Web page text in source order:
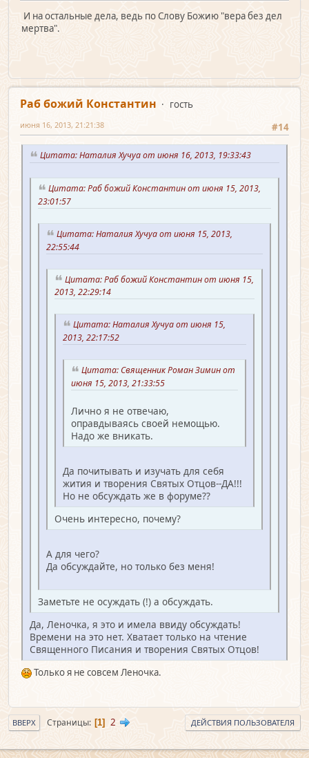
И на остальные дела, ведь по Слову Божию "вера без дел
мертва".
Раб божий Константин
гость
#14
июня 16, 2013, 21:21:38
Цитата: Наталия Хучуа от июня 16, 2013, 19:33:43
Цитата: Раб божий Константин от июня 15, 2013,
23:01:57
Цитата: Наталия Хучуа от июня 15, 2013,
22:55:44
Цитата: Раб божий Константин от июня 15,
2013, 22:29:14
Цитата: Наталия Хучуа от июня 15,
2013, 22:17:52
Цитата: Священник Роман Зимин от
июня 15, 2013, 21:33:55
Лично я не отвечаю,
оправдываясь своей немощью.
Надо же вникать.
Да почитывать и изучать для себя
жития и творения Святых Отцов--ДА!!!
Но не обсуждать же в форуме??
Очень интересно, почему?
А для чего?
Да обсуждайте, но только без меня!
Заметьте не осуждать (!) а обсуждать.
Да, Леночка, я это и имела ввиду обсуждать!
Времени на это нет. Хватает только на чтение
Священного Писания и творения Святых Отцов!
Только я не совсем Леночка.
ВВЕРХ Страницы 1 2 ДЕЙСТВИЯ ПОЛЬЗОВАТЕЛЯ